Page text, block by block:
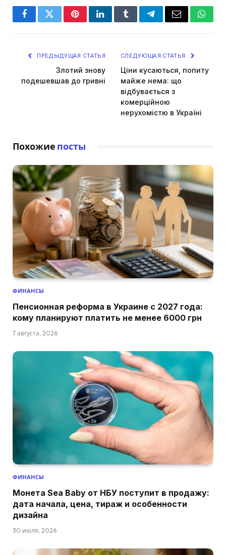
FacebookTwitterPinterestLinkedInTumblrTelegramEmail
ПРЕДЫДУЩАЯ СТАТЬЯ
Злотий знову
подешевшав до гривні
СЛЕДУЮЩАЯ СТАТЬЯ
Ціни кусаються, попиту
майже нема: що
відбувається з
комерційною
нерухомістю в Україні
Похожие посты
ФИНАНСЫ
Пенсионная реформа в Украине с 2027 года:
кому планируют платить не менее 6000 грн
7 августа, 2026
ФИНАНСЫ
Монета Sea Baby от НБУ поступит в продажу:
дата начала, цена, тираж и особенности
дизайна
30 июля, 2026